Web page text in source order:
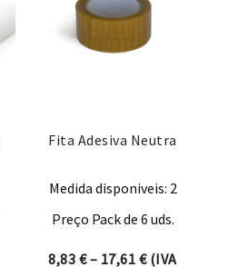
Fita Adesiva Neutra
Medida disponiveis: 2
Preço Pack de 6 uds.
8,83 €– 17,61 €Price
(IVA